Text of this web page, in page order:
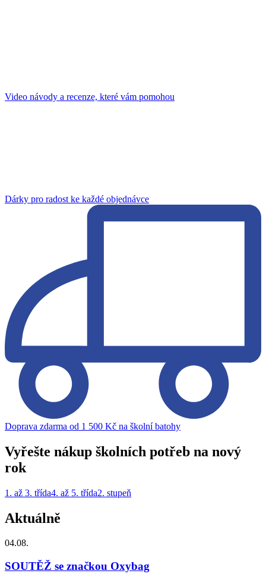
Video návody a recenze, které vám pomohou
Dárky pro radost ke každé objednávce
Doprava zdarma od 1 500 Kč na školní batohy
Vyřešte nákup školních potřeb na nový
rok
1. až 3. třída4. až 5. třída2. stupeň
Aktuálně
04.08.
SOUTĚŽ se značkou Oxybag